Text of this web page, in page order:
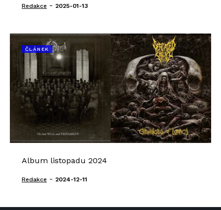
Redakce - 2025-01-13
ČLÁNEK
Album listopadu 2024
Redakce - 2024-12-11